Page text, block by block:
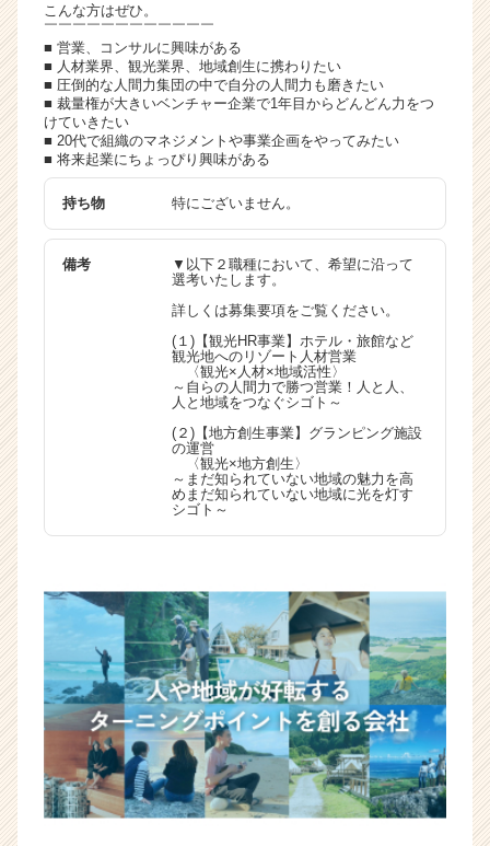
こんな方はぜひ。
￣￣￣￣￣￣￣￣￣￣￣￣
■ 営業、コンサルに興味がある
■ 人材業界、観光業界、地域創生に携わりたい
■ 圧倒的な人間力集団の中で自分の人間力も磨きたい
■ 裁量権が大きいベンチャー企業で1年目からどんどん力をつ
けていきたい
■ 20代で組織のマネジメントや事業企画をやってみたい
■ 将来起業にちょっぴり興味がある
持ち物 特にございません。
備考
▼以下２職種において、希望に沿って
選考いたします。
詳しくは募集要項をご覧ください。
(１)【観光HR事業】ホテル・旅館など
観光地へのリゾート人材営業
〈観光×人材×地域活性〉
～自らの人間力で勝つ営業！人と人、
人と地域をつなぐシゴト～
(２)【地方創生事業】グランピング施設
の運営
〈観光×地方創生〉
～まだ知られていない地域の魅力を高
めまだ知られていない地域に光を灯す
シゴト～